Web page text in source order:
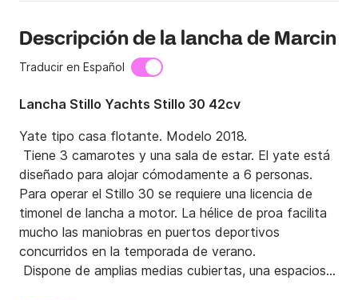
Descripción de la lancha de Marcin
Traducir en Español
Lancha Stillo Yachts Stillo 30 42cv
Yate tipo casa flotante. Modelo 2018.
Tiene 3 camarotes y una sala de estar. El yate está
diseñado para alojar cómodamente a 6 personas.
Para operar el Stillo 30 se requiere una licencia de
timonel de lancha a motor. La hélice de proa facilita
mucho las maniobras en puertos deportivos
concurridos en la temporada de verano.
Dispone de amplias medias cubiertas, una espaciosa